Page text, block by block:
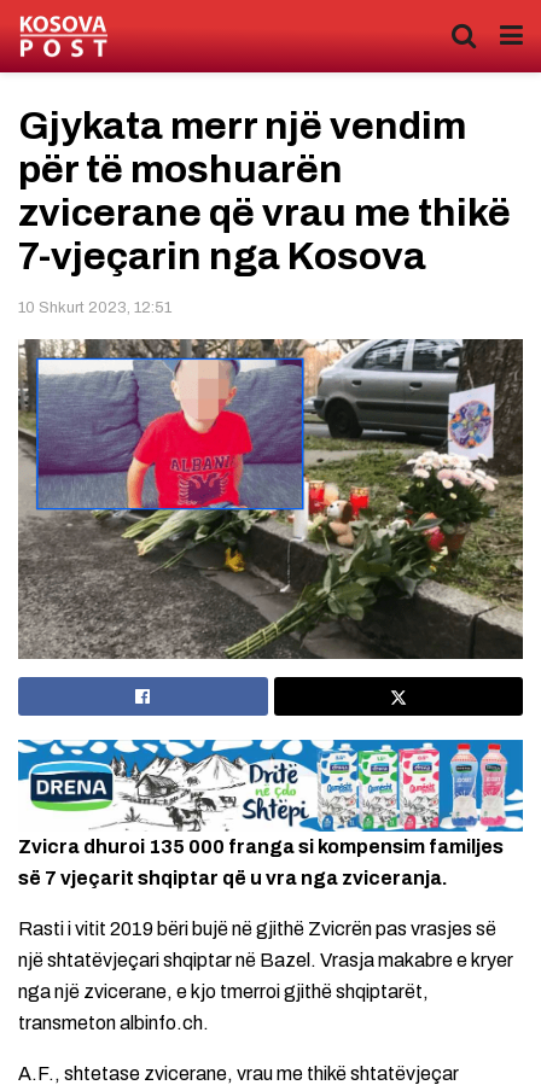
Gjykata merr një vendim
për të moshuarën
zvicerane që vrau me thikë
7-vjeçarin nga Kosova
10 Shkurt 2023, 12:51
Zvicra dhuroi 135 000 franga si kompensim familjes
së 7 vjeçarit shqiptar që u vra nga zviceranja.
Rasti i vitit 2019 bëri bujë në gjithë Zvicrën pas vrasjes së
një shtatëvjeçari shqiptar në Bazel. Vrasja makabre e kryer
nga një zvicerane, e kjo tmerroi gjithë shqiptarët,
transmeton albinfo.ch.
A.F., shtetase zvicerane, vrau me thikë shtatëvjeçar